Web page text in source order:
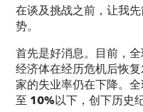
在谈及挑战之前，让我
势。
首先是好消息。目前，
经济体在经历危机后恢
家的失业率仍在下降。
至10%以下，创下历史